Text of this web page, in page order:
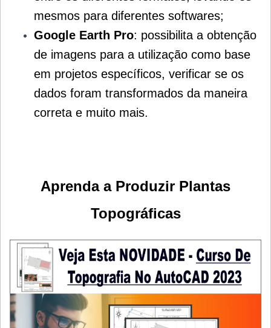
mesmos para diferentes softwares;
Google Earth Pro: possibilita a obtenção
de imagens para a utilização como base
em projetos específicos, verificar se os
dados foram transformados da maneira
correta e muito mais.
Aprenda a Produzir Plantas
Topográficas